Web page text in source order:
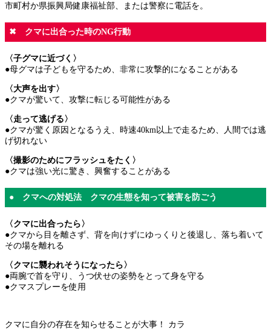
市町村か県振興局健康福祉部、または警察に電話を。
✖ クマに出合った時のNG行動
〈子グマに近づく〉
●母グマは子どもを守るため、非常に攻撃的になることがある
〈大声を出す〉
●クマが驚いて、攻撃に転じる可能性がある
〈走って逃げる〉
●クマが驚く原因となるうえ、時速40km以上で走るため、人間では逃
げ切れない
〈撮影のためにフラッシュをたく〉
●クマは強い光に驚き、興奮することがある
● クマへの対処法 クマの生態を知って被害を防ごう
〈クマに出合ったら〉
●クマから目を離さず、背を向けずにゆっくりと後退し、落ち着いて
その場を離れる
〈クマに襲われそうになったら〉
●両腕で首を守り、うつ伏せの姿勢をとって身を守る
●クマスプレーを使用
クマに自分の存在を知らせることが大事！ カラ